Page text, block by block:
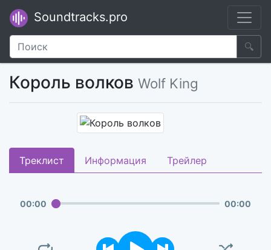
Soundtracks.pro
🔍
Король волков Wolf King
Треклист Информация Трейлер
00:00 00:00